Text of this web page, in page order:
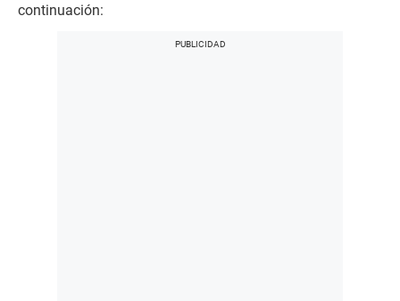
continuación: